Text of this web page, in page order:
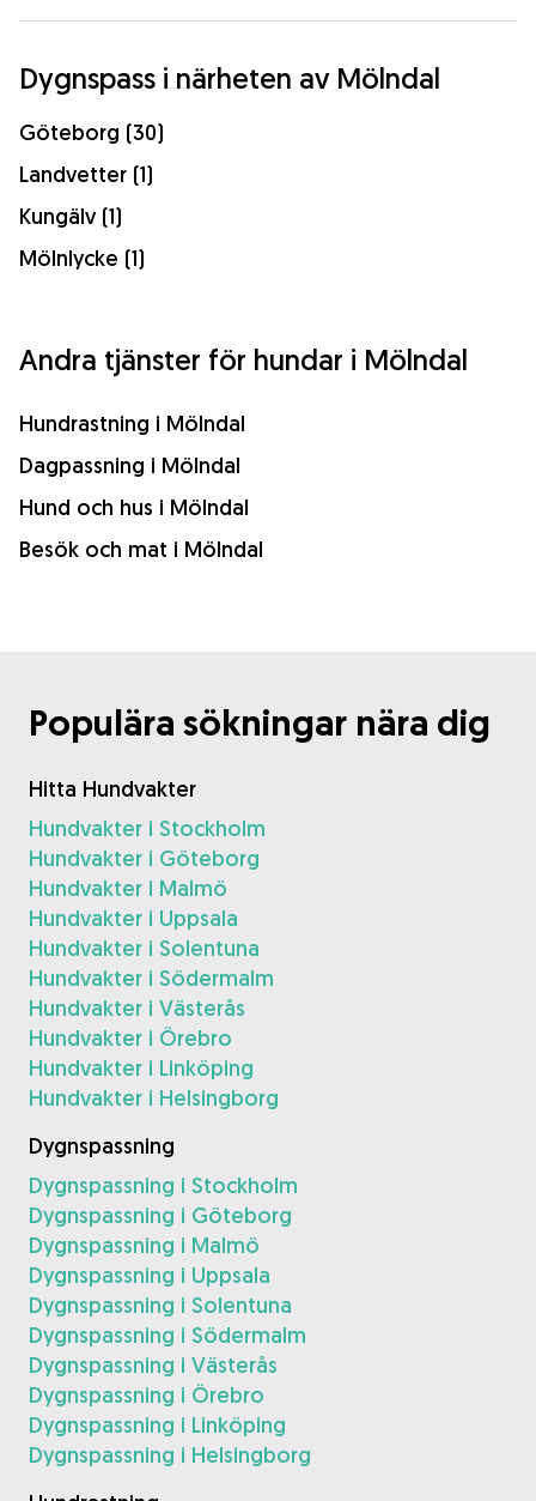
Dygnspass i närheten av Mölndal
Göteborg (30)
Landvetter (1)
Kungälv (1)
Mölnlycke (1)
Andra tjänster för hundar i Mölndal
Hundrastning i Mölndal
Dagpassning i Mölndal
Hund och hus i Mölndal
Besök och mat i Mölndal
Populära sökningar nära dig
Hitta Hundvakter
Hundvakter i Stockholm
Hundvakter i Göteborg
Hundvakter i Malmö
Hundvakter i Uppsala
Hundvakter i Solentuna
Hundvakter i Södermalm
Hundvakter i Västerås
Hundvakter i Örebro
Hundvakter i Linköping
Hundvakter i Helsingborg
Dygnspassning
Dygnspassning i Stockholm
Dygnspassning i Göteborg
Dygnspassning i Malmö
Dygnspassning i Uppsala
Dygnspassning i Solentuna
Dygnspassning i Södermalm
Dygnspassning i Västerås
Dygnspassning i Örebro
Dygnspassning i Linköping
Dygnspassning i Helsingborg